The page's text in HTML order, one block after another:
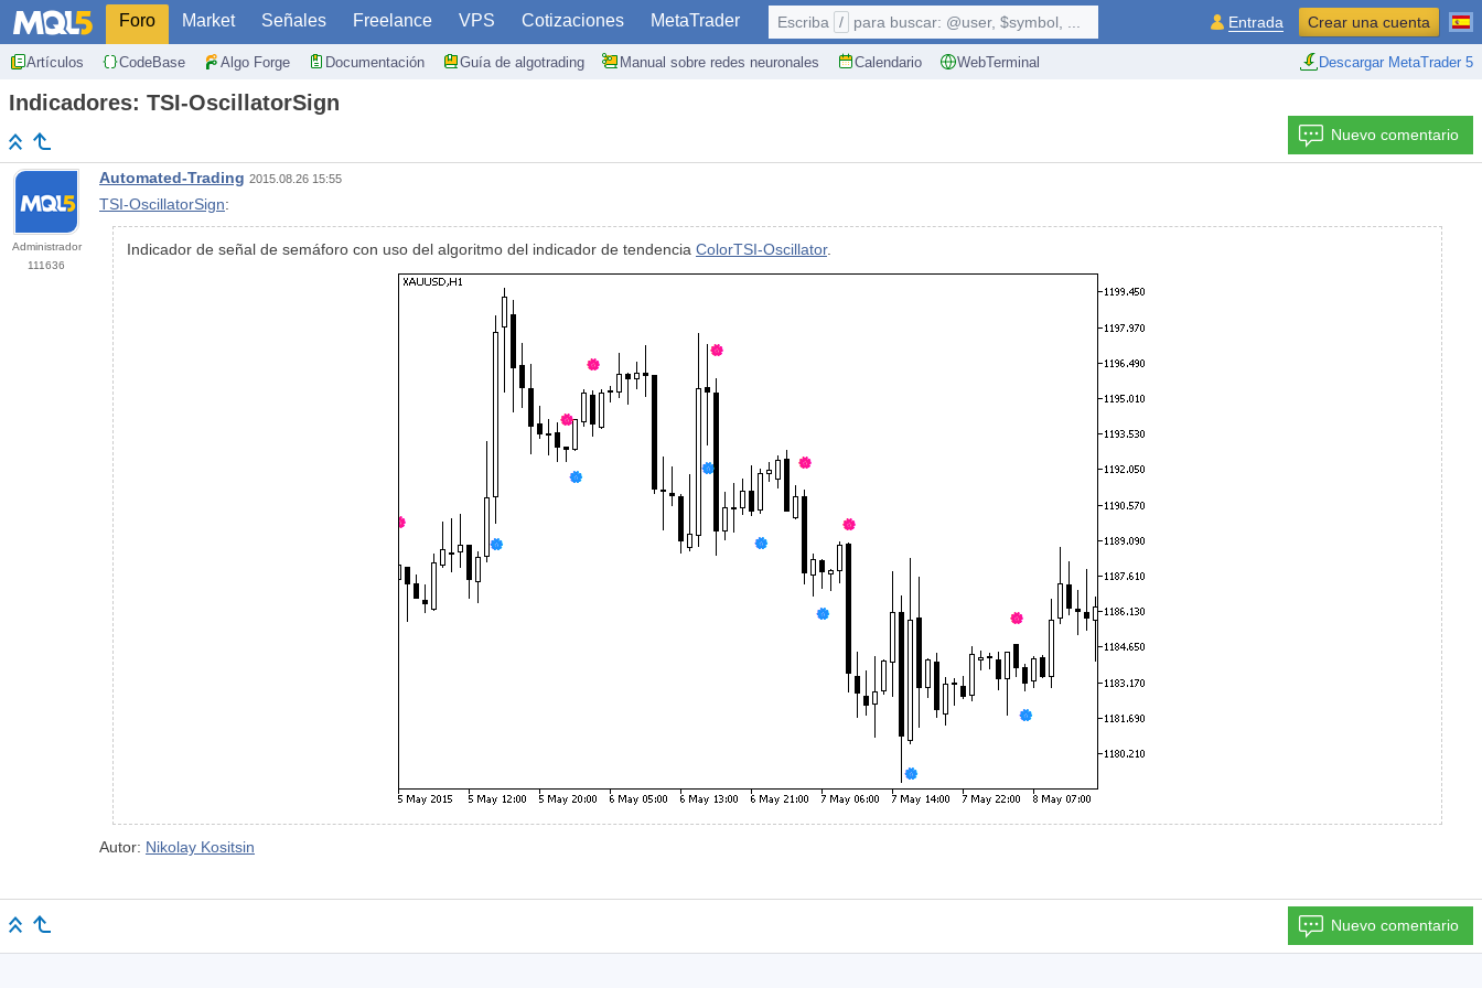
Foro Market Señales Freelance VPS Cotizaciones MetaTrader
Artículos CodeBase Algo Forge Documentación Guía de algotrading Manual sobre redes neuronales Calendario WebTerminal Descargar MetaTrader 5
Escriba / para buscar: @user, $symbol, ... Entrada Crear una cuenta
Indicadores: TSI-OscillatorSign
Nuevo comentario
Administrador
111636
Automated-Trading 2015.08.26 15:55
TSI-OscillatorSign:
Indicador de señal de semáforo con uso del algoritmo del indicador de tendencia ColorTSI-Oscillator.
Autor: Nikolay Kositsin
Nuevo comentario